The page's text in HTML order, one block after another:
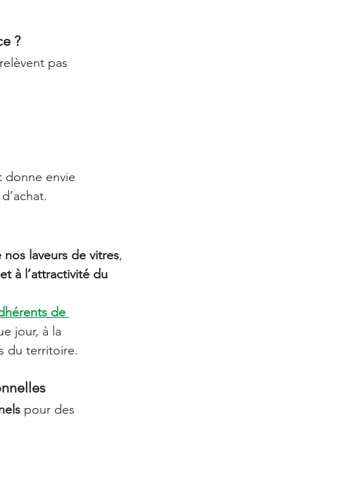
?
pas
donne envie
nos laveurs de vitres,
à l’attractivité du
de
jour, à la
du territoire.
pour des